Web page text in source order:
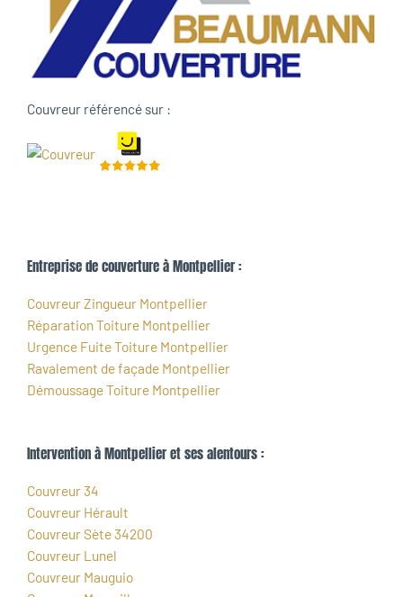
Couvreur référencé sur :
Entreprise de couverture à Montpellier :
Couvreur Zingueur Montpellier
Réparation Toiture Montpellier
Urgence Fuite Toiture Montpellier
Ravalement de façade Montpellier
Démoussage Toiture Montpellier
Intervention à Montpellier et ses alentours :
Couvreur 34
Couvreur Hérault
Couvreur Sète 34200
Couvreur Lunel
Couvreur Mauguio